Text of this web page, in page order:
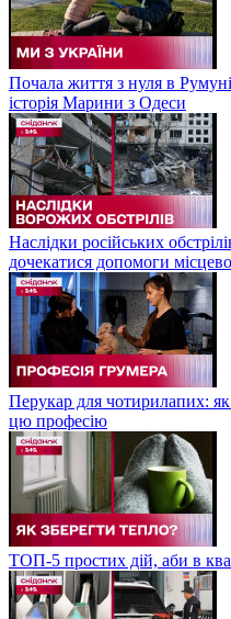
Почала життя з нуля в
історія Марини з Одеси
Наслідки російських
дочекатися допомоги
Перукар для чотирилапих:
цю професію
ТОП-5 простих дій, аби в